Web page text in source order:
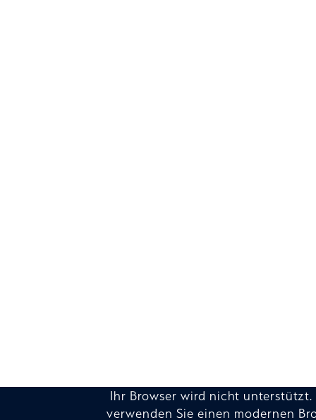
Ihr Browser wird nicht unterstützt.
verwenden Sie einen modernen